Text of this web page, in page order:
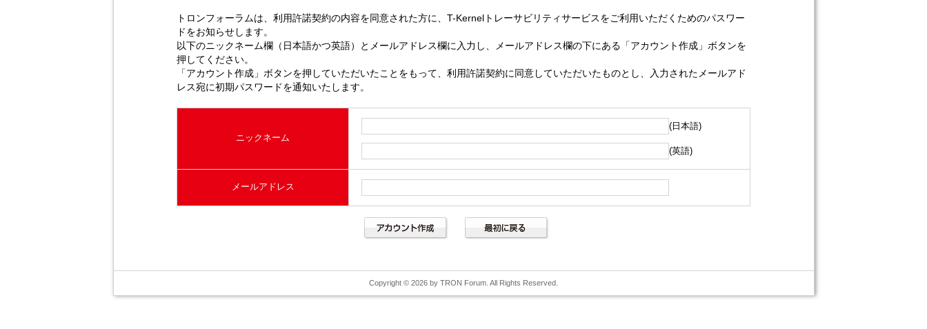
トロンフォーラムは、利用許諾契約の内容を同意された方に、T-Kernelトレーサビリティサービスをご利用いただくためのパスワー
ドをお知らせします。
以下のニックネーム欄（日本語かつ英語）とメールアドレス欄に入力し、メールアドレス欄の下にある「アカウント作成」ボタンを
押してください。
「アカウント作成」ボタンを押していただいたことをもって、利用許諾契約に同意していただいたものとし、入力されたメールアド
レス宛に初期パスワードを通知いたします。
ニックネーム
(日本語)
(英語)
メールアドレス
Copyright © 2026 by TRON Forum. All Rights Reserved.